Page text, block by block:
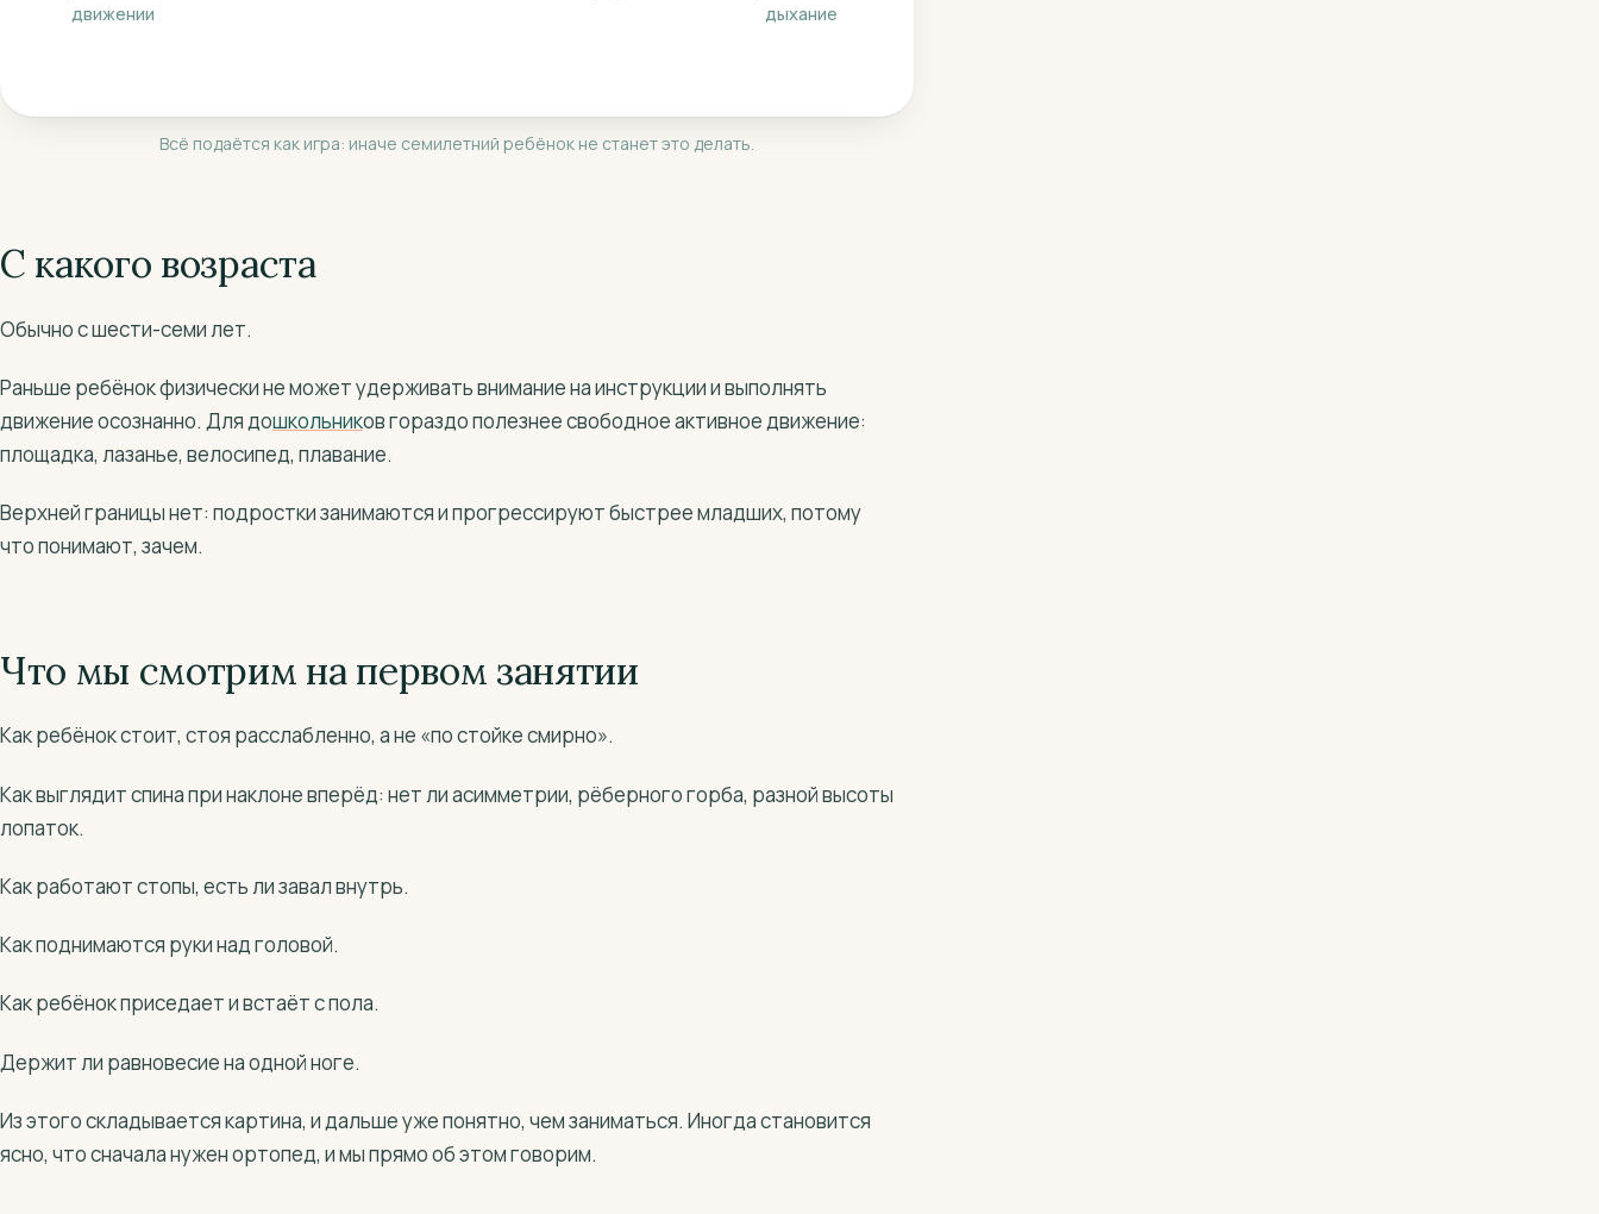
движении
дыхание
Всё подаётся как игра: иначе семилетний ребёнок не станет это делать.
С какого возраста
Обычно с шести-семи лет.
Раньше ребёнок физически не может удерживать внимание на инструкции и выполнять
движение осознанно. Для дошкольников гораздо полезнее свободное активное движение:
площадка, лазанье, велосипед, плавание.
Верхней границы нет: подростки занимаются и прогрессируют быстрее младших, потому
что понимают, зачем.
Что мы смотрим на первом занятии
Как ребёнок стоит, стоя расслабленно, а не «по стойке смирно».
Как выглядит спина при наклоне вперёд: нет ли асимметрии, рёберного горба, разной высоты
лопаток.
Как работают стопы, есть ли завал внутрь.
Как поднимаются руки над головой.
Как ребёнок приседает и встаёт с пола.
Держит ли равновесие на одной ноге.
Из этого складывается картина, и дальше уже понятно, чем заниматься. Иногда становится
ясно, что сначала нужен ортопед, и мы прямо об этом говорим.